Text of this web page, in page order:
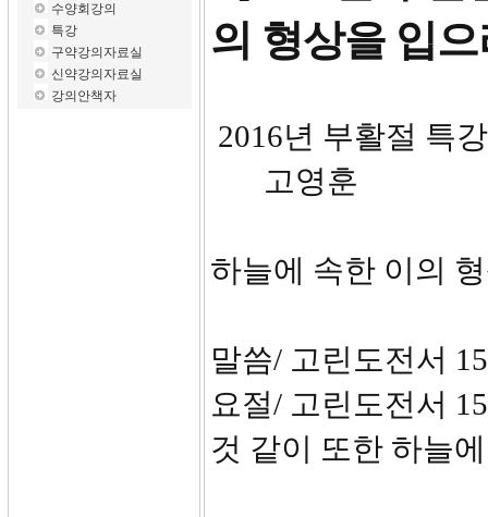
수양회강의
특강
구약강의자료실
신약강의자료실
강의안책자
의 형상을 입
2016년
고영훈
하늘에 속한 이의
말씀/ 고린도전서
요절/ 고린도전서
것 같이 또한 하늘